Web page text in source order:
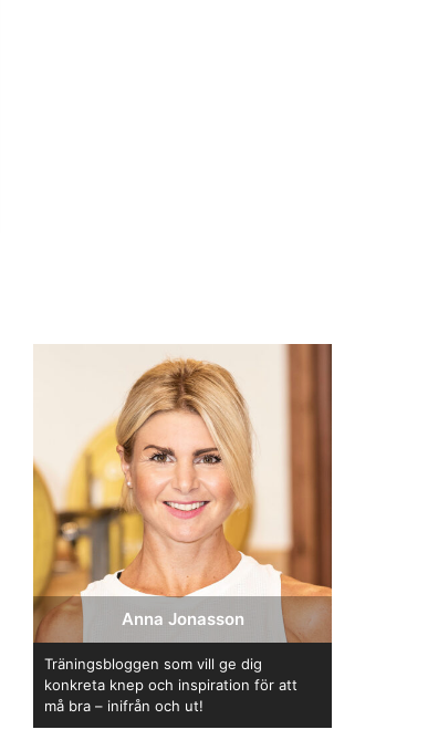
Anna Jonasson
Träningsbloggen som vill ge dig
konkreta knep och inspiration för att
må bra – inifrån och ut!